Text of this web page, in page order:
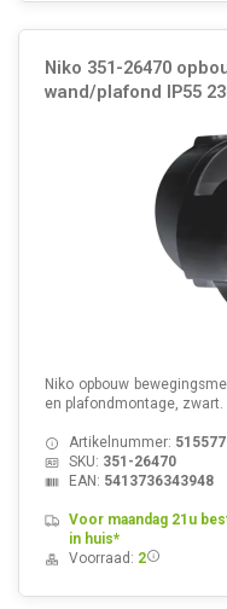
Niko 351-26470
wand/plafond IP55
Niko opbouw
en plafondmontage, zwart.
Artikelnummer: 515577
SKU: 351-26470
EAN: 5413736343948
Voor maandag 21u
in huis*
Voorraad: 2